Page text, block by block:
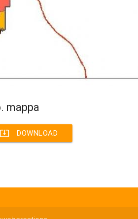
mappa
system_update_alt DOWNLOAD